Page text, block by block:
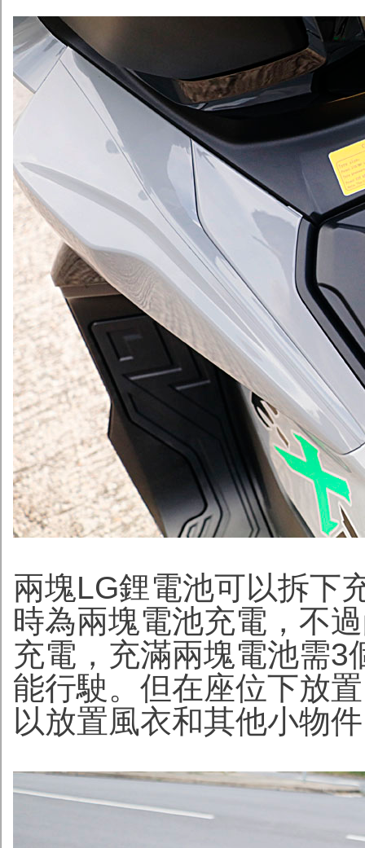
兩塊LG鋰電池可以拆下
時為兩塊電池充電，不
充電，充滿兩塊電池需3
能行駛。但在座位下放
以放置風衣和其他小物